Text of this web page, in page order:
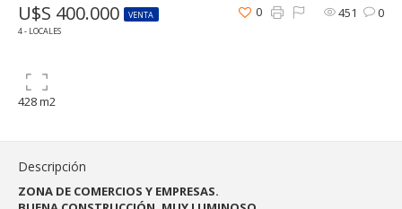
U$S 400.000
VENTA
4 - LOCALES
451 0
0
428 m2
Descripción
ZONA DE COMERCIOS Y EMPRESAS.